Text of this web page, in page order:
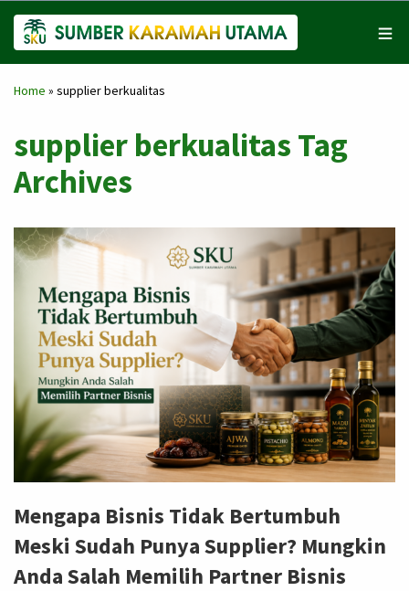
Home » supplier berkualitas
supplier berkualitas Tag
Archives
Mengapa Bisnis Tidak Bertumbuh
Meski Sudah Punya Supplier? Mungkin
Anda Salah Memilih Partner Bisnis